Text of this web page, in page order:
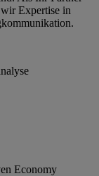
Expertise in
Economy